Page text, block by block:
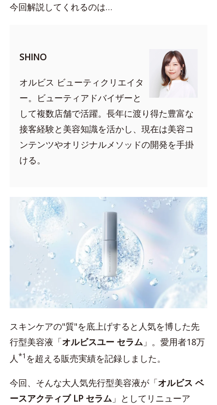
今回解説してくれるのは…
SHINO
オルビス ビューティクリエイタ
ー。ビューティアドバイザーと
して複数店舗で活躍。長年に渡り得た豊富な
接客経験と美容知識を活かし、現在は美容コ
ンテンツやオリジナルメソッドの開発を手掛
ける。
スキンケアの"質"を底上げすると人気を博した先
行型美容液「オルビスユー セラム 」。愛用者18万
人*1 を超える販売実績を記録しました。
今回、そんな大人気先行型美容液が「オルビス ベ
ースアクティブ LP セラム 」としてリニューア